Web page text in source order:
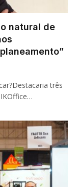
natural de
três